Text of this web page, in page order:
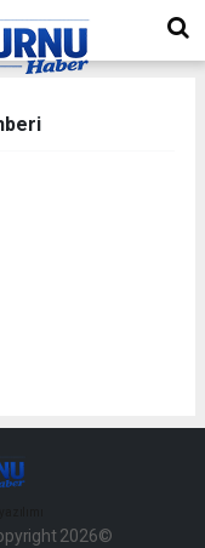
2026©